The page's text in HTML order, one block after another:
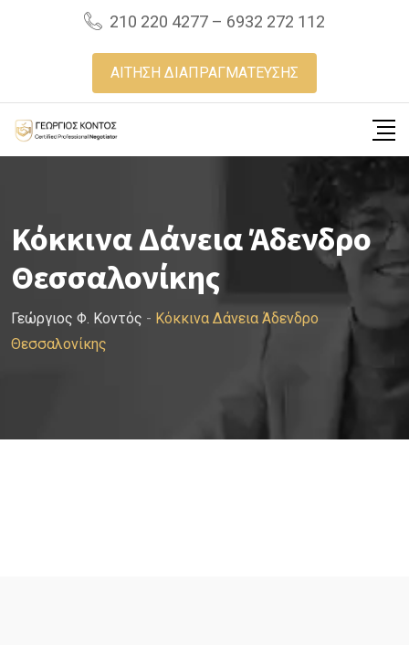
210 220 4277 – 6932 272 112
ΑΙΤΗΣΗ ΔΙΑΠΡΑΓΜΑΤΕΥΣΗΣ
Κόκκινα Δάνεια Άδενδρο
Θεσσαλονίκης
Γεώργιος Φ. Κοντός - Κόκκινα Δάνεια Άδενδρο
Θεσσαλονίκης